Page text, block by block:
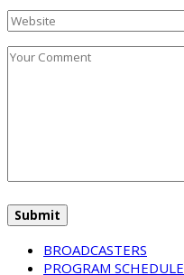
BROADCASTERS
PROGRAM SCHEDULE